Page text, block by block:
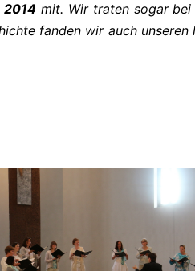
2014 mit. Wir traten sogar
fanden wir auch unseren